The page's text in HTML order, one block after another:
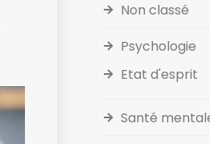
Non classé
Psychologie
Etat d'esprit
Santé